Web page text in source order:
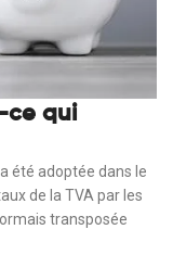
ce qui
été adoptée dans le
de la TVA par les
transposée